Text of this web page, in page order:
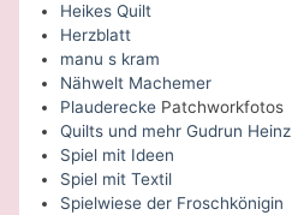
Heikes Quilt
Herzblatt
manu s kram
Nähwelt Machemer
PlaudereckePatchworkfotos
Quilts und mehr Gudrun Heinz
Spiel mit Ideen
Spiel mit Textil
Spielwiese der Froschkönigin